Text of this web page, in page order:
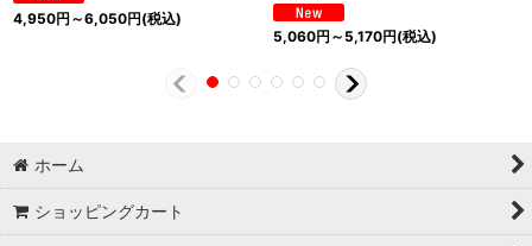
4,950円 ～6,050円(税込)
5,060円 ～5,170円(税込)
ホーム
ショッピングカート